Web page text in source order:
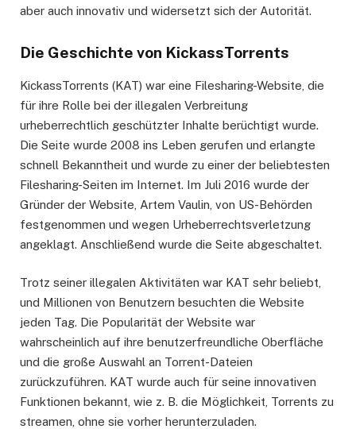
aber auch innovativ und widersetzt sich der Autorität.
Die Geschichte von KickassTorrents
KickassTorrents (KAT) war eine Filesharing-Website, die
für ihre Rolle bei der illegalen Verbreitung
urheberrechtlich geschützter Inhalte berüchtigt wurde.
Die Seite wurde 2008 ins Leben gerufen und erlangte
schnell Bekanntheit und wurde zu einer der beliebtesten
Filesharing-Seiten im Internet. Im Juli 2016 wurde der
Gründer der Website, Artem Vaulin, von US-Behörden
festgenommen und wegen Urheberrechtsverletzung
angeklagt. Anschließend wurde die Seite abgeschaltet.
Trotz seiner illegalen Aktivitäten war KAT sehr beliebt,
und Millionen von Benutzern besuchten die Website
jeden Tag. Die Popularität der Website war
wahrscheinlich auf ihre benutzerfreundliche Oberfläche
und die große Auswahl an Torrent-Dateien
zurückzuführen. KAT wurde auch für seine innovativen
Funktionen bekannt, wie z. B. die Möglichkeit, Torrents zu
streamen, ohne sie vorher herunterzuladen.